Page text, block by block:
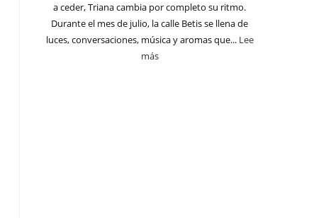
a ceder, Triana cambia por completo su ritmo.
Durante el mes de julio, la calle Betis se llena de
luces, conversaciones, música y aromas que... Lee
más